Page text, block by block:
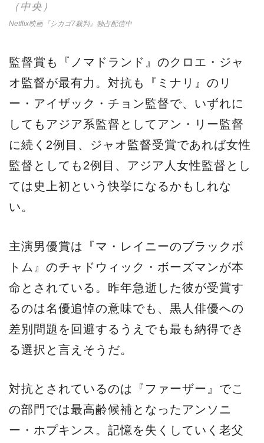
（中央）
Netflix映画『シカゴ7裁判』独占配信中
監督賞も『ノマドランド』のクロエ・ジャ
オ監督が最有力。対抗も『ミナリ』のリ
ー・アイザック・チョン監督で、いずれに
してもアジア系監督としてアン・リー監督
に続く2例目、ジャオ監督受賞であれば女性
監督としても2例目、アジア人女性監督とし
ては史上初という快挙になるかもしれな
い。
主演男優賞は『マ・レイニーのブラックボ
トム』のチャドウィック・ボーズマンが本
命とされている。昨年急逝した彼が受賞す
るのは名優追悼の意味でも、黒人俳優への
差別問題を回避するうえでも最も納得でき
る選択と言えそうだ。
対抗とされているのは『ファーザー』でこ
の部門では最高齢候補となったアンソニ
ー・ホプキンス。記憶を失くしていく老父